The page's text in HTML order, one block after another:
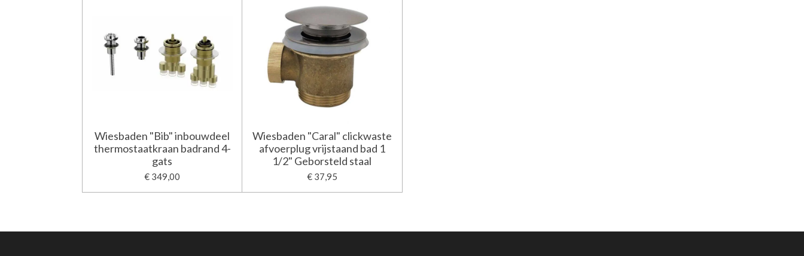
Wiesbaden "Bib" inbouwdeel
thermostaatkraan badrand 4-
gats
€ 349,00
Wiesbaden "Caral" clickwaste
afvoerplug vrijstaand bad 1
1/2" Geborsteld staal
€ 37,95